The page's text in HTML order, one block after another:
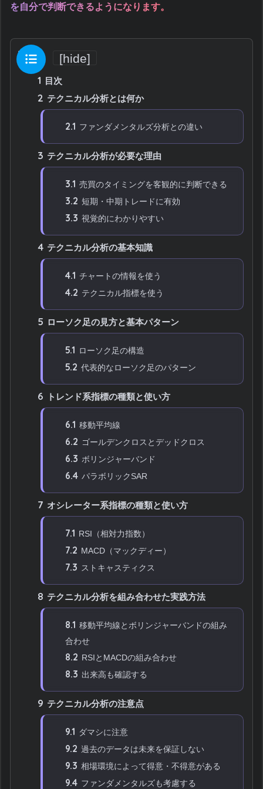
を自分で判断できるようになります。
目次 [hide]
1 目次
2 テクニカル分析とは何か
2.1 ファンダメンタルズ分析との違い
3 テクニカル分析が必要な理由
3.1 売買のタイミングを客観的に判断できる
3.2 短期・中期トレードに有効
3.3 視覚的にわかりやすい
4 テクニカル分析の基本知識
4.1 チャートの情報を使う
4.2 テクニカル指標を使う
5 ローソク足の見方と基本パターン
5.1 ローソク足の構造
5.2 代表的なローソク足のパターン
6 トレンド系指標の種類と使い方
6.1 移動平均線
6.2 ゴールデンクロスとデッドクロス
6.3 ボリンジャーバンド
6.4 パラボリックSAR
7 オシレーター系指標の種類と使い方
7.1 RSI（相対力指数）
7.2 MACD（マックディー）
7.3 ストキャスティクス
8 テクニカル分析を組み合わせた実践方法
8.1 移動平均線とボリンジャーバンドの組み
合わせ
8.2 RSIとMACDの組み合わせ
8.3 出来高も確認する
9 テクニカル分析の注意点
9.1 ダマシに注意
9.2 過去のデータは未来を保証しない
9.3 相場環境によって得意・不得意がある
9.4 ファンダメンタルズも考慮する